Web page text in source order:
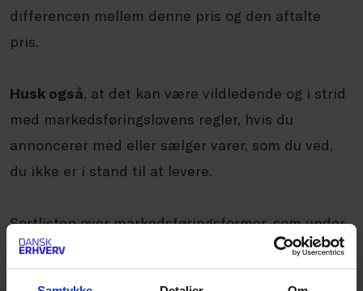
differencen mellem denne pris og den aftalte
pris.
Husk også, at det kan være vildledende og i strid
med markedsføringslovens regler, hvis du
annoncerer med eller sælger varer, som du ved,
du ikke er i stand til at levere.
Sortlisten over markedsføringsformer, som under
alle omstændigheder er forbudt, siger: